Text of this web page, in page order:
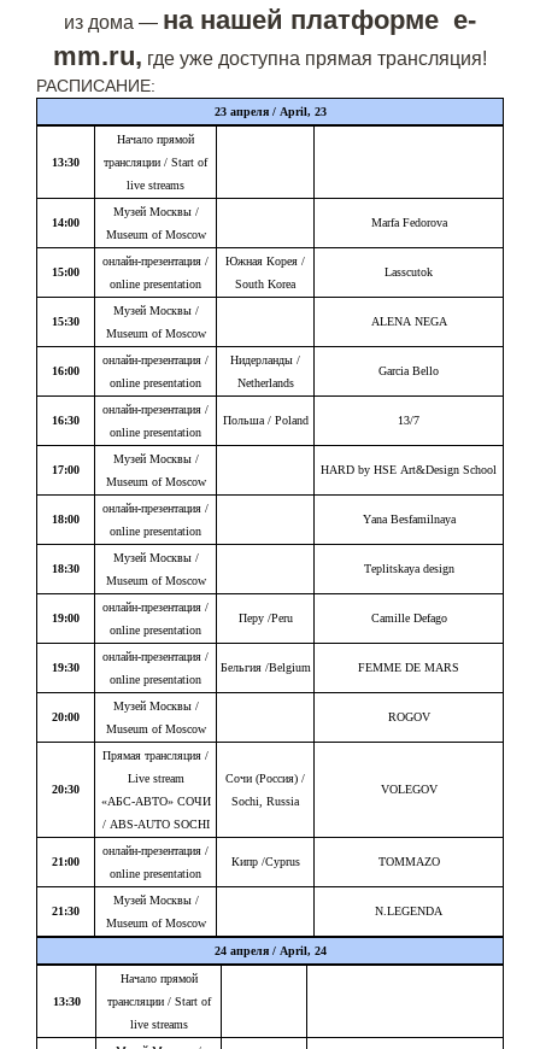
из дома — на нашей платформе e-
mm.ru, где уже доступна прямая трансляция!
РАСПИСАНИЕ:
23 апреля / April, 23
13:30
Начало прямой
трансляции / Start of
live streams
14:00
Музей Москвы /
Museum of Moscow
Marfa Fedorova
15:00
онлайн-презентация /
online presentation
Южная Корея /
South Korea
Lasscutok
15:30
Музей Москвы /
Museum of Moscow
ALENA NEGA
16:00
онлайн-презентация /
online presentation
Нидерланды /
Netherlands
Garcia Bello
16:30
онлайн-презентация /
online presentation
Польша / Poland 13/7
17:00
Музей Москвы /
Museum of Moscow
HARD by HSE Art&Design School
18:00
онлайн-презентация /
online presentation
Yana Besfamilnaya
18:30
Музей Москвы /
Museum of Moscow
Teplitskaya design
19:00
онлайн-презентация /
online presentation
Перу /Peru Camille Defago
19:30
онлайн-презентация /
online presentation
Бельгия /Belgium FEMME DE MARS
20:00
Музей Москвы /
Museum of Moscow
ROGOV
20:30
Прямая трансляция /
Live stream
«АБС-АВТО» СОЧИ
/ ABS-AUTO SOCHI
Сочи (Россия) /
Sochi, Russia
VOLEGOV
21:00
онлайн-презентация /
online presentation
Кипр /Cyprus TOMMAZO
21:30
Музей Москвы /
Museum of Moscow
N.LEGENDA
24 апреля / April, 24
13:30
Начало прямой
трансляции / Start of
live streams